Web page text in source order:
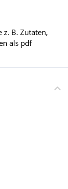
B. Zutaten,
als pdf